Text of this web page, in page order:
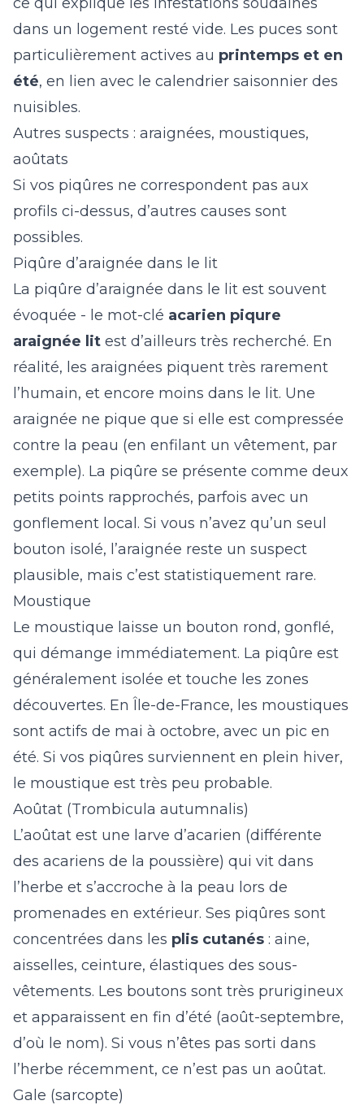
dans un logement resté vide. Les puces sont
particulièrement actives au printemps et en
été, en lien avec le calendrier saisonnier des
nuisibles.
Autres suspects : araignées, moustiques,
aoûtats
Si vos piqûres ne correspondent pas aux
profils ci-dessus, d’autres causes sont
possibles.
Piqûre d’araignée dans le lit
La piqûre d’araignée dans le lit est souvent
évoquée - le mot-clé acarien piqure
araignée lit est d’ailleurs très recherché. En
réalité, les araignées piquent très rarement
l’humain, et encore moins dans le lit. Une
araignée ne pique que si elle est compressée
contre la peau (en enfilant un vêtement, par
exemple). La piqûre se présente comme deux
petits points rapprochés, parfois avec un
gonflement local. Si vous n’avez qu’un seul
bouton isolé, l’araignée reste un suspect
plausible, mais c’est statistiquement rare.
Moustique
Le moustique laisse un bouton rond, gonflé,
qui démange immédiatement. La piqûre est
généralement isolée et touche les zones
découvertes. En Île-de-France, les moustiques
sont actifs de mai à octobre, avec un pic en
été. Si vos piqûres surviennent en plein hiver,
le moustique est très peu probable.
Aoûtat (Trombicula autumnalis)
L’aoûtat est une larve d’acarien (différente
des acariens de la poussière) qui vit dans
l’herbe et s’accroche à la peau lors de
promenades en extérieur. Ses piqûres sont
concentrées dans les plis cutanés : aine,
aisselles, ceinture, élastiques des sous-
vêtements. Les boutons sont très prurigineux
et apparaissent en fin d’été (août-septembre,
d’où le nom). Si vous n’êtes pas sorti dans
l’herbe récemment, ce n’est pas un aoûtat.
Gale (sarcopte)